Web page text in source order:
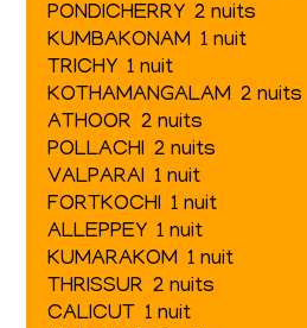
PONDICHERRY 2 nuits
KUMBAKONAM 1 nuit
TRICHY 1 nuit
KOTHAMANGALAM 2 nuits
ATHOOR 2 nuits
POLLACHI 2 nuits
VALPARAI 1 nuit
FORTKOCHI 1 nuit
ALLEPPEY 1 nuit
KUMARAKOM 1 nuit
THRISSUR 2 nuits
CALICUT 1 nuit